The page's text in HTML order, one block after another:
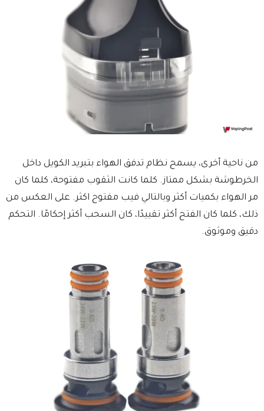
من ناحية أخرى، يسمح نظام تدفق الهواء بتبريد الكويل داخل
الخرطوشة بشكل ممتاز. كلما كانت الثقوب مفتوحة، كلما كان
مر الهواء بكميات أكثر وبالتالي فيب مفتوح اكثر. على العكس من
ذلك، كلما كان الفتح أكثر تقييدًا، كان السحب أكثر إحكامًا. التحكم
دقيق وموثوق.